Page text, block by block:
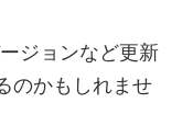
ジョンなど更新
のかもしれませ